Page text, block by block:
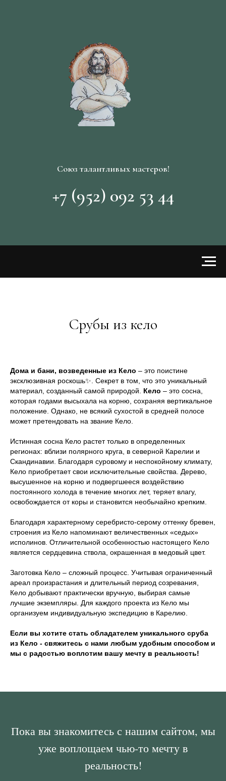
Союз талантливых мастеров!
+7 (952) 092 53 44
Срубы из кело
Дома и бани, возведенные из Кело – это поистине
эксклюзивная роскошь✨. Секрет в том, что это уникальный
материал, созданный самой природой. Кело – это сосна,
которая годами высыхала на корню, сохраняя вертикальное
положение. Однако, не всякий сухостой в средней полосе
может претендовать на звание Кело.
Истинная сосна Кело растет только в определенных
регионах: вблизи полярного круга, в северной Карелии и
Скандинавии. Благодаря суровому и неспокойному климату,
Кело приобретает свои исключительные свойства. Дерево,
высушенное на корню и подвергшееся воздействию
постоянного холода в течение многих лет, теряет влагу,
освобождается от коры и становится необычайно крепким.
Благодаря характерному серебристо-серому оттенку бревен,
строения из Кело напоминают величественных «седых»
исполинов. Отличительной особенностью настоящего Кело
является сердцевина ствола, окрашенная в медовый цвет.
Заготовка Кело – сложный процесс. Учитывая ограниченный
ареал произрастания и длительный период созревания,
Кело добывают практически вручную, выбирая самые
лучшие экземпляры. Для каждого проекта из Кело мы
организуем индивидуальную экспедицию в Карелию.
Если вы хотите стать обладателем уникального сруба
из Кело - свяжитесь с нами любым удобным способом и
мы с радостью воплотим вашу мечту в реальность!
Пока вы знакомитесь с нашим сайтом, мы
уже воплощаем чью-то мечту в
реальность!